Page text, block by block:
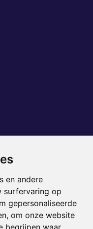
en andere
surfervaring op
gepersonaliseerde
om onze website
begrijpen waar